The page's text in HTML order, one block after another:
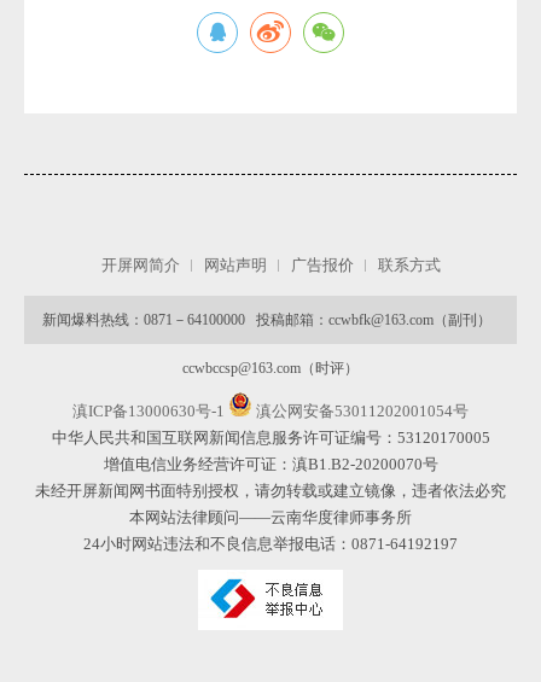
开屏网简介 网站声明 广告报价 联系方式
新闻爆料热线：0871－64100000 投稿邮箱：ccwbfk@163.com（副刊）
ccwbccsp@163.com（时评）
滇ICP备13000630号-1
滇公网安备53011202001054号
中华人民共和国互联网新闻信息服务许可证编号：53120170005
增值电信业务经营许可证：滇B1.B2-20200070号
未经开屏新闻网书面特别授权，请勿转载或建立镜像，违者依法必究
本网站法律顾问——云南华度律师事务所
24小时网站违法和不良信息举报电话：0871-64192197